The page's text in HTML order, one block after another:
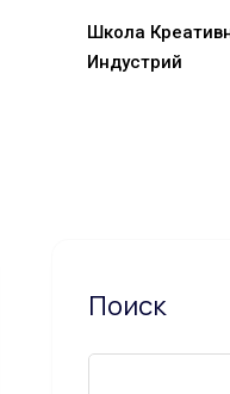
Школа
Индустрий
Поиск